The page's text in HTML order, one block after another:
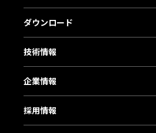
ダウンロード
技術情報
企業情報
採用情報